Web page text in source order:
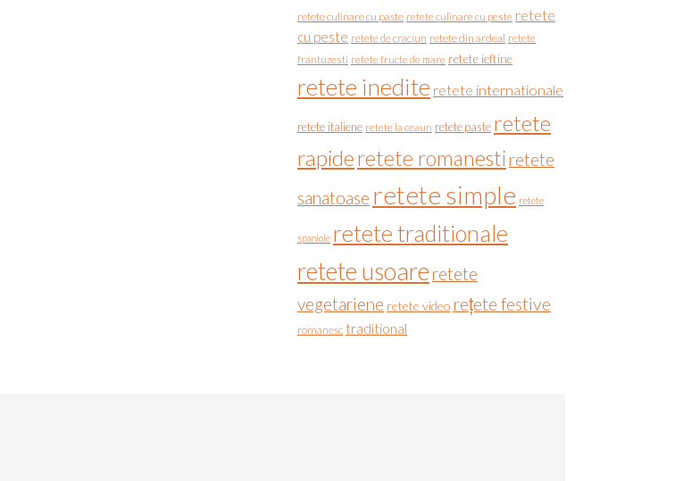
retete culinare cu paste retete culinare cu peste retete
cu peste retete de craciun retete din ardeal retete
frantuzesti retete fructe de mare retete ieftine
retete inedite retete internationale
retete italiene retete la ceaun retete paste retete
rapideretete romanesti retete
sanatoase retete simple retete
spaniole retete traditionale
retete usoare retete
vegetariene retete video rețete festive
romanesc traditional